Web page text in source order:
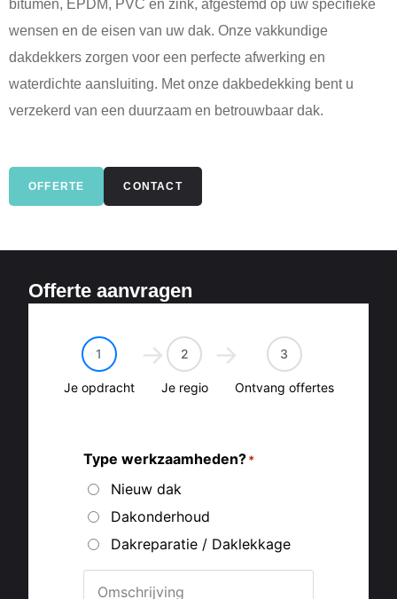
bitumen, EPDM, PVC en zink, afgestemd op uw specifieke
wensen en de eisen van uw dak. Onze vakkundige
dakdekkers zorgen voor een perfecte afwerking en
waterdichte aansluiting. Met onze dakbedekking bent u
verzekerd van een duurzaam en betrouwbaar dak.
OFFERTE CONTACT
Offerte aanvragen